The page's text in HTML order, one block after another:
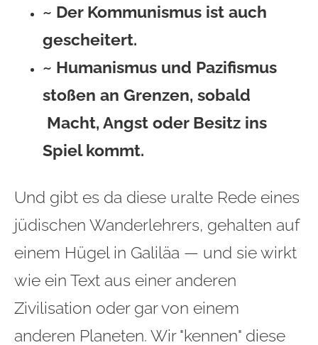
~ Der Kommunismus ist auch
gescheitert.
~ Humanismus und Pazifismus
stoßen an Grenzen, sobald
Macht, Angst oder Besitz ins
Spiel kommt.
Und gibt es da diese uralte Rede eines
jüdischen Wanderlehrers, gehalten auf
einem Hügel in Galiläa — und sie wirkt
wie ein Text aus einer anderen
Zivilisation oder gar von einem
anderen Planeten. Wir "kennen" diese